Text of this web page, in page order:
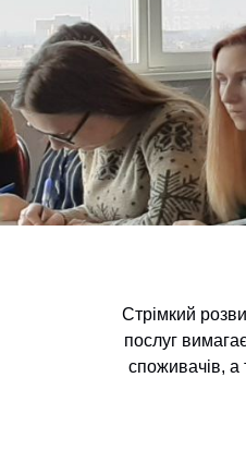
Стрімкий
послуг
споживачів, а